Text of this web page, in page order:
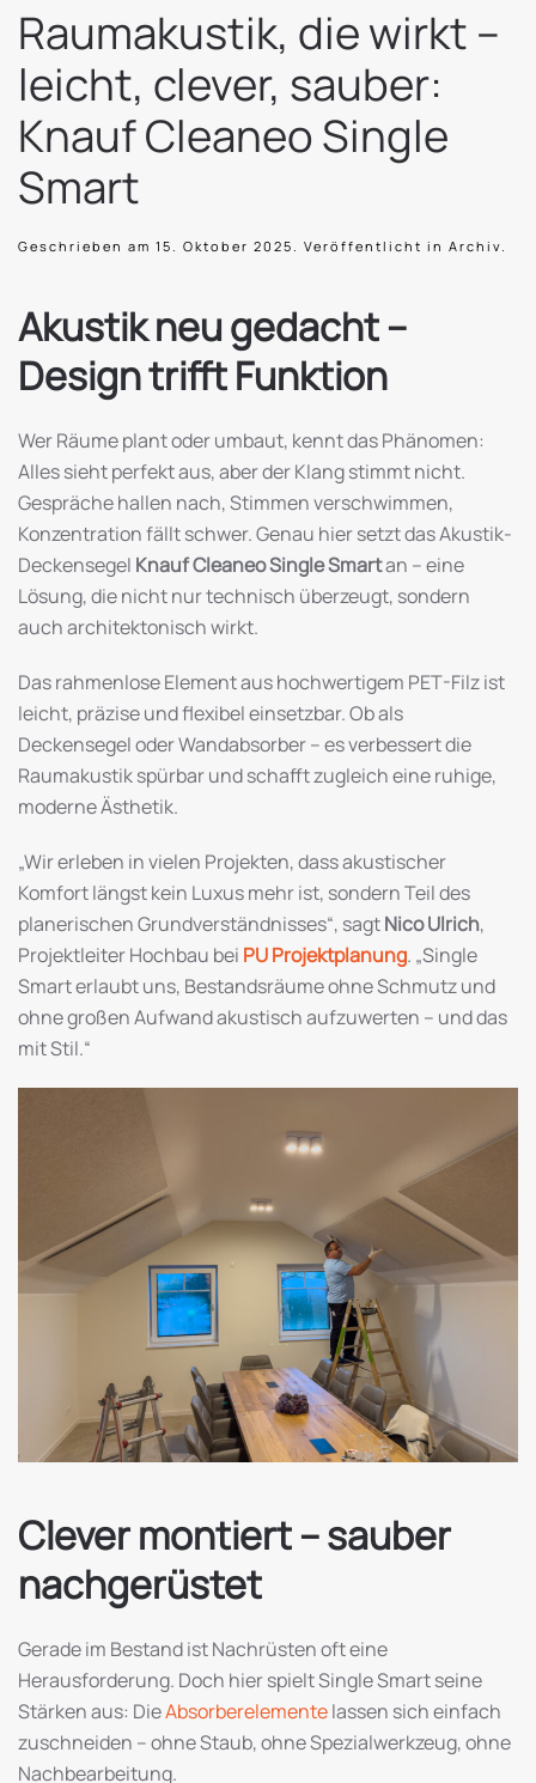
Raumakustik, die wirkt –
leicht, clever, sauber:
Knauf Cleaneo Single
Smart
Geschrieben am 15. Oktober 2025 . Veröffentlicht in Archiv
Akustik neu gedacht –
Design trifft Funktion
Wer Räume plant oder umbaut, kennt das Phänomen:
Alles sieht perfekt aus, aber der Klang stimmt nicht.
Gespräche hallen nach, Stimmen verschwimmen,
Konzentration fällt schwer. Genau hier setzt das Akustik-
Deckensegel Knauf Cleaneo Single Smartan – eine
Lösung, die nicht nur technisch überzeugt, sondern
auch architektonisch wirkt.
Das rahmenlose Element aus hochwertigem PET-Filz ist
leicht, präzise und flexibel einsetzbar. Ob als
Deckensegel oder Wandabsorber – es verbessert die
Raumakustik spürbar und schafft zugleich eine ruhige,
moderne Ästhetik.
„Wir erleben in vielen Projekten, dass akustischer
Komfort längst kein Luxus mehr ist, sondern Teil des
planerischen Grundverständnisses“, sagtNico Ulrich,
Projektleiter Hochbau bei PU Projektplanung. „Single
Smart erlaubt uns, Bestandsräume ohne Schmutz und
ohne großen Aufwand akustisch aufzuwerten – und das
mit Stil.“
Clever montiert – sauber
nachgerüstet
Gerade im Bestand ist Nachrüsten oft eine
Herausforderung. Doch hier spielt Single Smart seine
Stärken aus: DieAbsorberelementelassen sich einfach
zuschneiden – ohne Staub, ohne Spezialwerkzeug, ohne
Nachbearbeitung.